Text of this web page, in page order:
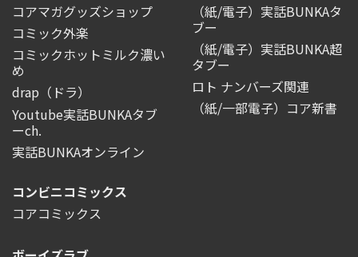
コアマガグッズショップ
コミック外楽
コミックホットミルク濃い
め
drap（ドラ）
Youtube実話BUNKAタブ
ーch.
実話BUNKAオンライン
（紙/電子）実話BUNKAタ
ブー
（紙/電子）実話BUNKA超
タブー
ロト ナンバーズ関連
（紙/一部電子）コア新書
コンビニコミックス
コアコミックス